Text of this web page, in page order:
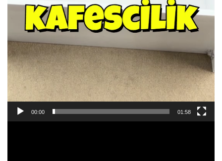
00:00 01:58